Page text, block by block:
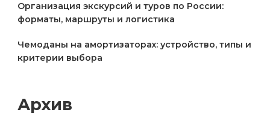
Организация экскурсий и туров по России:
форматы, маршруты и логистика
Чемоданы на амортизаторах: устройство, типы и
критерии выбора
Архив